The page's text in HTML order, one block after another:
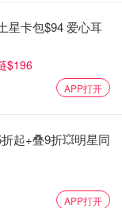
星卡包$94 爱心耳
$196
APP打开
起+叠9折💥明星同
APP打开